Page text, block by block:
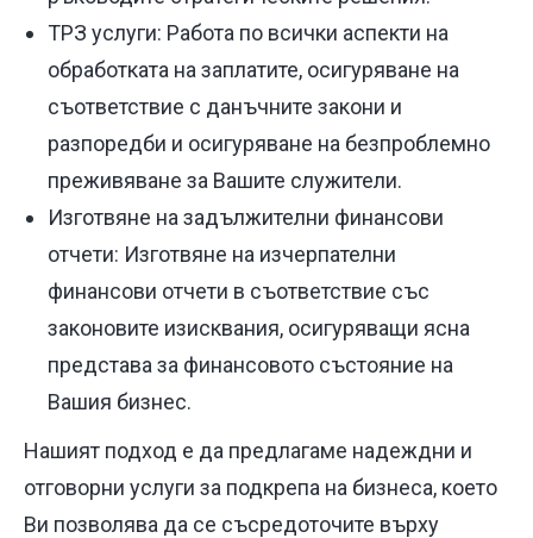
ТРЗ услуги: Работа по всички аспекти на
обработката на заплатите, осигуряване на
съответствие с данъчните закони и
разпоредби и осигуряване на безпроблемно
преживяване за Вашите служители.
Изготвяне на задължителни финансови
отчети: Изготвяне на изчерпателни
финансови отчети в съответствие със
законовите изисквания, осигуряващи ясна
представа за финансовото състояние на
Вашия бизнес.
Нашият подход е да предлагаме надеждни и
отговорни услуги за подкрепа на бизнеса, което
Ви позволява да се съсредоточите върху